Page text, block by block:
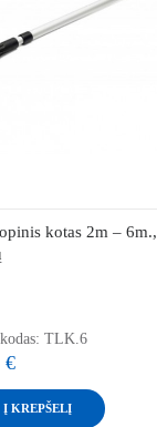
kotas 2m – 6m.,
TLK.6
€
Į KREPŠELĮ